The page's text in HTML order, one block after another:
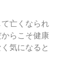
亡くなられ
らこそ健康
気になると